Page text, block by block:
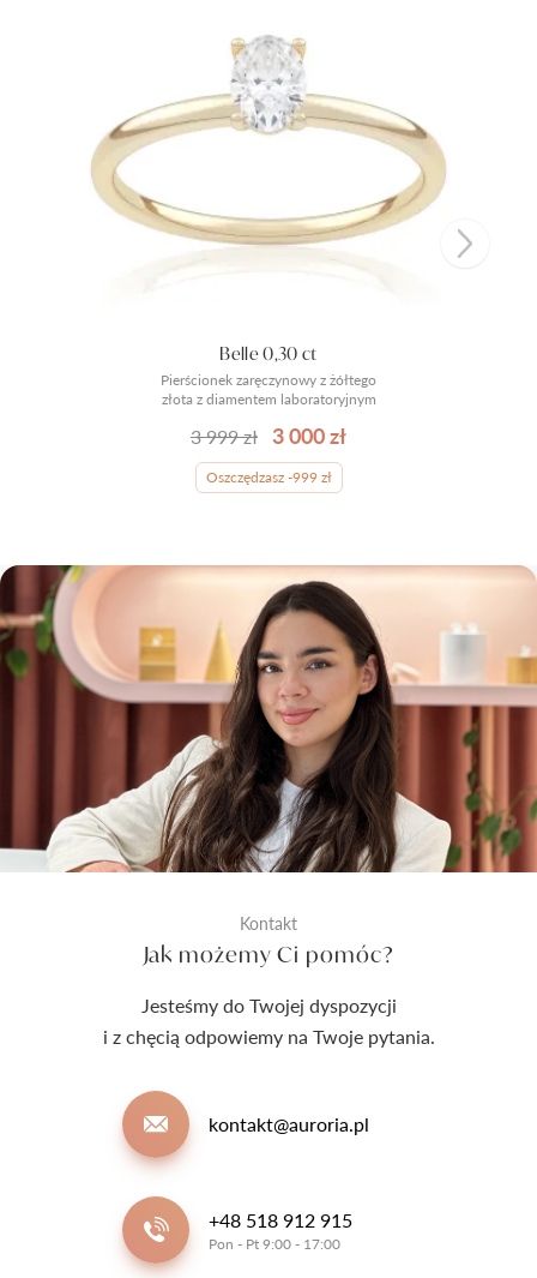
Pierścionek zaręczynowy z żółtego
złota z diamentem laboratoryjnym
Belle 0,30 ct
3 999 zł 3 000 zł
Oszczędzasz -999 zł
Kontakt
Jak możemy Ci pomóc?
Jesteśmy do Twojej dyspozycji
i z chęcią odpowiemy na Twoje pytania.
kontakt@auroria.pl
+48 518 912 915
Pon - Pt 9:00 - 17:00